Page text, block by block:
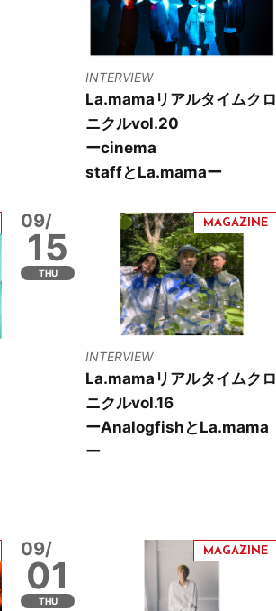
INTERVIEW
La.mamaリアルタイムクロ
ニクルvol.20
ーcinema
staffとLa.mamaー
09/
15
THU
INTERVIEW
La.mamaリアルタイムクロ
ニクルvol.16
ーAnalogfishとLa.mama
ー
09/
01
THU